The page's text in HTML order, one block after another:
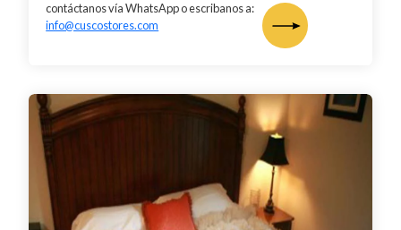
contáctanos vía WhatsApp o escribanos a:
info@cuscostores.com